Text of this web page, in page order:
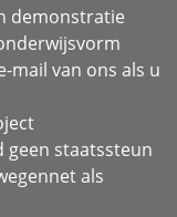
demonstratie
mail van ons als u
geen staatssteun
als